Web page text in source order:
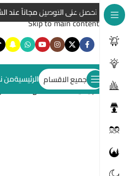
Skip to navigation
Skip to main content
احصل على التوصيل مجاناً عند
جميع الاقسام الرئيسيةمن
الرئيسية/ملحقات الهاتف